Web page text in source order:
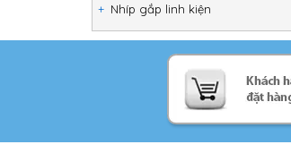
Nhíp gắp linh kiện